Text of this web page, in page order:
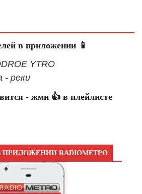
в приложении 📱
YTRO
- реки
- жми 👍 в плейлисте
ПРИЛОЖЕНИИ RADIOМЕТРО